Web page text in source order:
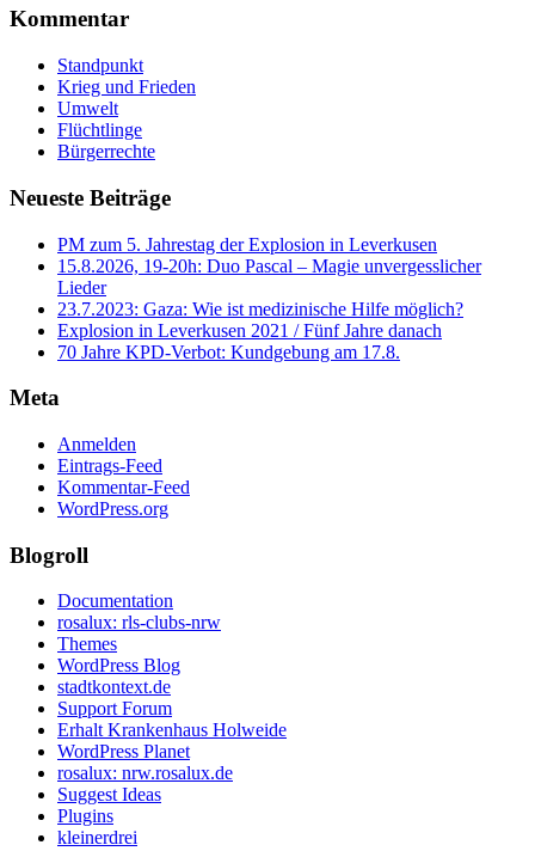
Kommentar
Standpunkt
Krieg und Frieden
Umwelt
Flüchtlinge
Bürgerrechte
Neueste Beiträge
PM zum 5. Jahrestag der Explosion in Leverkusen
15.8.2026, 19-20h: Duo Pascal – Magie unvergesslicher
Lieder
23.7.2023: Gaza: Wie ist medizinische Hilfe möglich?
Explosion in Leverkusen 2021 / Fünf Jahre danach
70 Jahre KPD‑Verbot: Kundgebung am 17.8.
Meta
Anmelden
Eintrags-Feed
Kommentar-Feed
WordPress.org
Blogroll
Documentation
rosalux: rls-clubs-nrw
Themes
WordPress Blog
stadtkontext.de
Support Forum
Erhalt Krankenhaus Holweide
WordPress Planet
rosalux: nrw.rosalux.de
Suggest Ideas
Plugins
kleinerdrei